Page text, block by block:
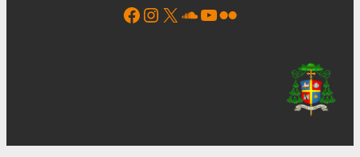
Facebook Instagram X Soundcloud YouTube Flickr